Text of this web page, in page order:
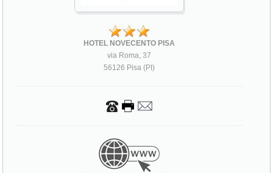
HOTEL NOVECENTO PISA
via Roma, 37
56126 Pisa (PI)